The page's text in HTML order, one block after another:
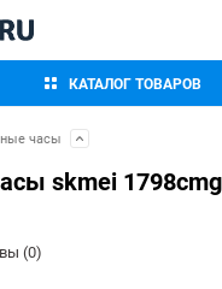
КАТАЛОГ ТОВАРОВ
часы
skmei
(0)